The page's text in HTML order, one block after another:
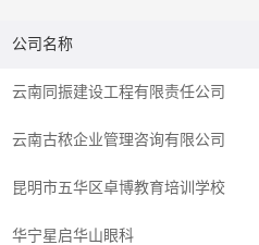
公司名称
云南同振建设工程有限责任公司
云南古秾企业管理咨询有限公司
昆明市五华区卓博教育培训学校
华宁星启华山眼科